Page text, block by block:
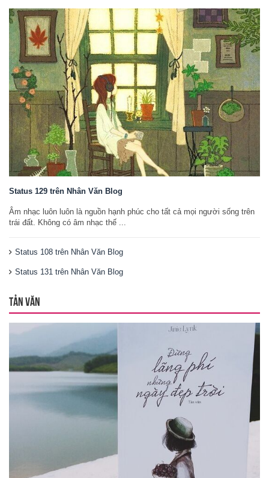
Status 129 trên Nhân Văn Blog
Âm nhạc luôn luôn là nguồn hạnh phúc cho tất cả mọi người sống trên
trái đất. Không có âm nhạc thế ...
Status 108 trên Nhân Văn Blog
Status 131 trên Nhân Văn Blog
TẢN VĂN